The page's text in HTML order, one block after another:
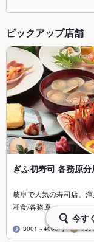
ピックアップ店舗
ぎふ初寿司 各務原分
岐阜で人気の寿司店、
和食/各務原
3001～4000円
今す